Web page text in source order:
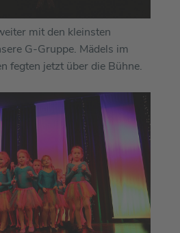
mit den kleinsten
G-Gruppe. Mädels im
fegten jetzt über die Bühne.